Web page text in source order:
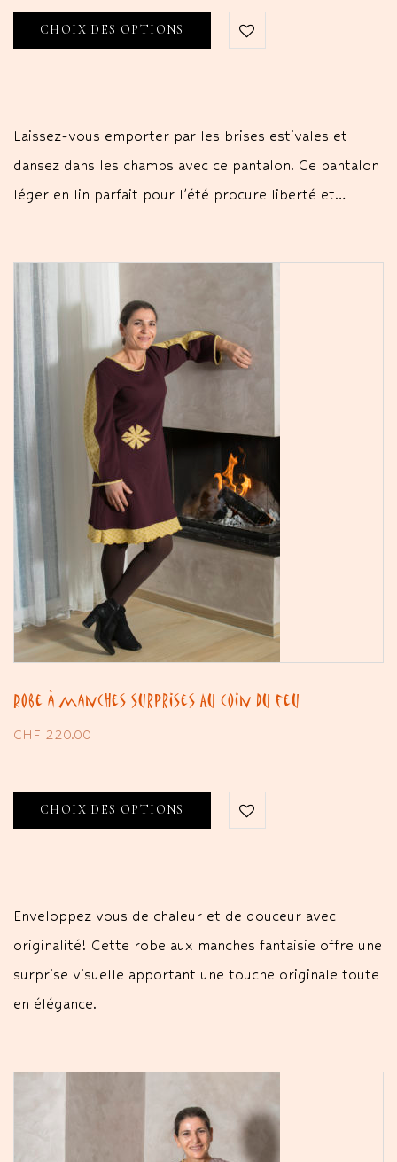
CHOIX DES OPTIONS
Laissez-vous emporter par les brises estivales et
dansez dans les champs avec ce pantalon. Ce pantalon
léger en lin parfait pour l'été procure liberté et…
Robe à manches surprises Au coin du feu
CHF 220.00
CHOIX DES OPTIONS
Enveloppez vous de chaleur et de douceur avec
originalité! Cette robe aux manches fantaisie offre une
surprise visuelle apportant une touche originale toute
en élégance.